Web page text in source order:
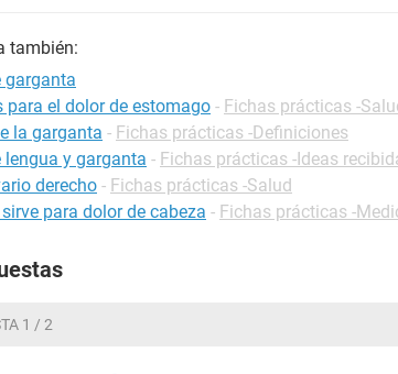
también:
garganta
para el dolor de estomago - Fichas prácticas -
la garganta - Fichas prácticas -Definiciones
lengua y garganta - Fichas prácticas -Ideas
derecho - Fichas prácticas -Salud
para dolor de cabeza - Fichas prácticas -
1 / 2